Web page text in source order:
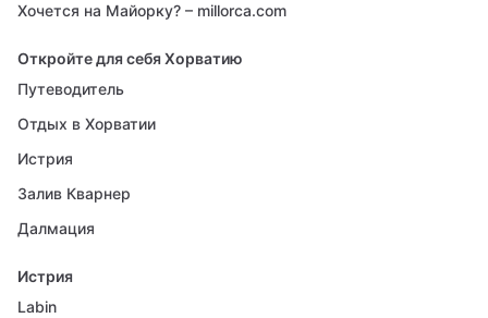
Хочется на Майорку? – millorca.com
Откройте для себя Хорватию
Путеводитель
Отдых в Хорватии
Истрия
Залив Кварнер
Далмация
Истрия
Labin